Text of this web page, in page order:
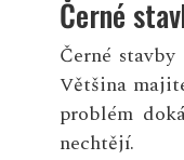
Černé
Černé
Většina
problém
nechtějí.